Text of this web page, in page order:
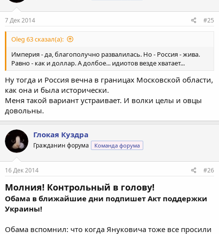
7 Дек 2014 #25
Oleg 63 сказал(а):
Империя - да, благополучно развалилась. Но - Россия - жива.
Равно - как и доллар. А долбое... идиотов везде хватает...
Ну тогда и Россия вечна в границах Московской области,
как она и была исторически.
Меня такой вариант устраивает. И волки целы и овцы
довольны.
Глокая Куздра
Гражданин форума Команда форума
16 Дек 2014 #26
Молния! Контрольный в голову!
Обама в ближайшие дни подпишет Акт поддержки
Украины!
Обама вспомнил: что когда Януковича тоже все просили